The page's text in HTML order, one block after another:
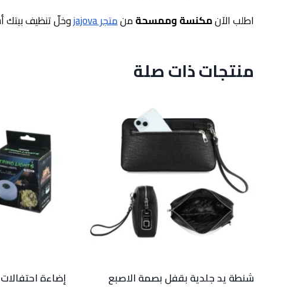
اطلب الآنمكنسة وممسحةمنمتجر jajova وخلّ تنظيف
منتجات ذات صلة
شنطة يد جلدية بقفل بصمة الاصبع إضاءة